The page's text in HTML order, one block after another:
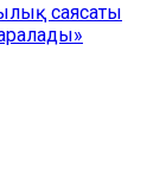
саясаты